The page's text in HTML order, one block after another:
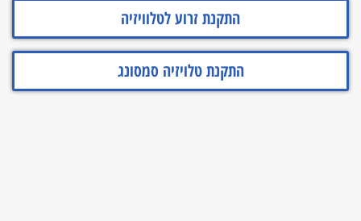
התקנת זרוע לטלוויזיה
התקנת טלויזיה סמסונג